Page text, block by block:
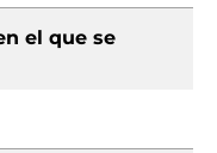
el que se